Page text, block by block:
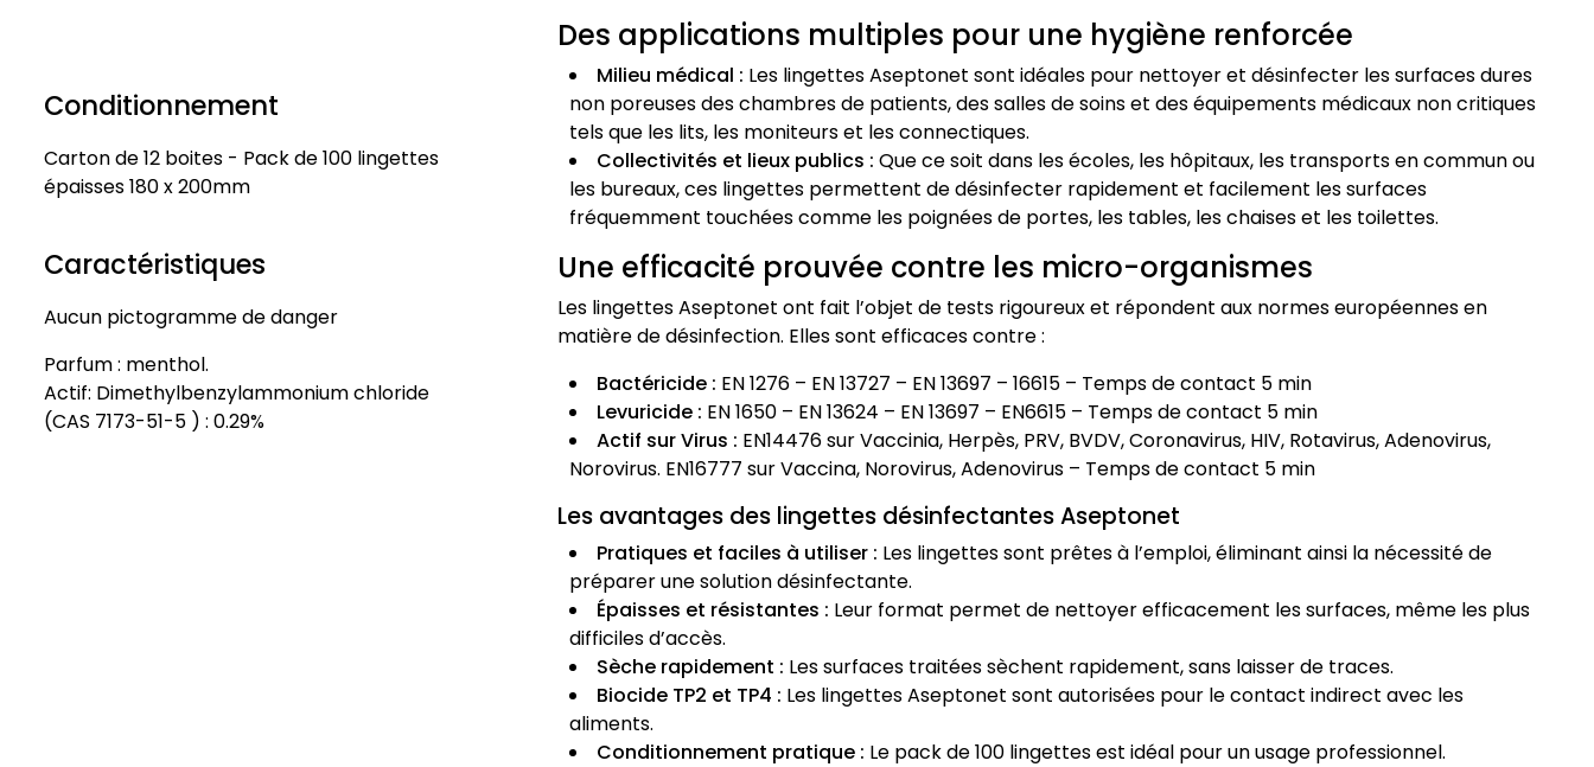
Conditionnement
Carton de 12 boites - Pack de 100 lingettes
épaisses 180 x 200mm
Caractéristiques
Aucun pictogramme de danger
Parfum : menthol.
Actif: Dimethylbenzylammonium chloride
(CAS 7173-51-5 ) : 0.29%
Des applications multiples pour une hygiène renforcée
Milieu médical : Les lingettes Aseptonet sont idéales pour nettoyer et désinfecter les surfaces dures
non poreuses des chambres de patients, des salles de soins et des équipements médicaux non critiques
tels que les lits, les moniteurs et les connectiques.
Collectivités et lieux publics : Que ce soit dans les écoles, les hôpitaux, les transports en commun ou
les bureaux, ces lingettes permettent de désinfecter rapidement et facilement les surfaces
fréquemment touchées comme les poignées de portes, les tables, les chaises et les toilettes.
Une efficacité prouvée contre les micro-organismes
Les lingettes Aseptonet ont fait l’objet de tests rigoureux et répondent aux normes européennes en
matière de désinfection. Elles sont efficaces contre :
Bactéricide : EN 1276 – EN 13727 – EN 13697 – 16615 – Temps de contact 5 min
Levuricide : EN 1650 – EN 13624 – EN 13697 – EN6615 – Temps de contact 5 min
Actif sur Virus : EN14476 sur Vaccinia, Herpès, PRV, BVDV, Coronavirus, HIV, Rotavirus, Adenovirus,
Norovirus. EN16777 sur Vaccina, Norovirus, Adenovirus – Temps de contact 5 min
Les avantages des lingettes désinfectantes Aseptonet
Pratiques et faciles à utiliser : Les lingettes sont prêtes à l’emploi, éliminant ainsi la nécessité de
préparer une solution désinfectante.
Épaisses et résistantes : Leur format permet de nettoyer efficacement les surfaces, même les plus
difficiles d’accès.
Sèche rapidement : Les surfaces traitées sèchent rapidement, sans laisser de traces.
Biocide TP2 et TP4 : Les lingettes Aseptonet sont autorisées pour le contact indirect avec les
aliments.
Conditionnement pratique : Le pack de 100 lingettes est idéal pour un usage professionnel.